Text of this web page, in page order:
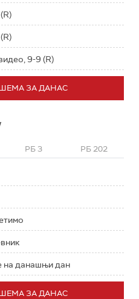
9-9 (R)
ЗА ДАНАС
РБ 3 РБ 202
на данашњи дан
ЗА ДАНАС